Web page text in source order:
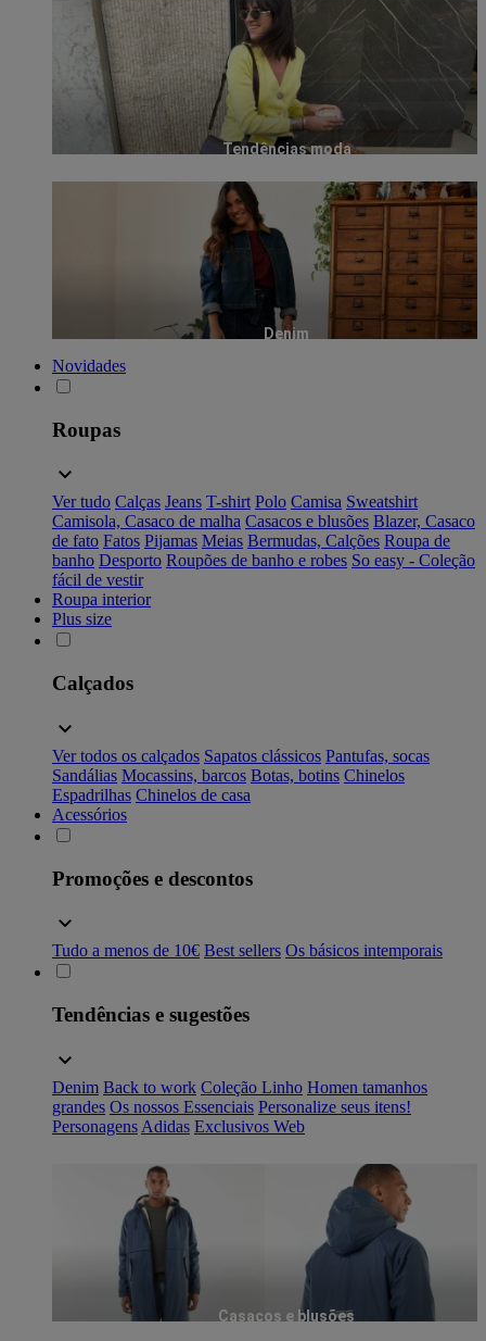
Tendências moda
Denim
Novidades
Roupas
Ver tudo Calças Jeans T-shirt Polo Camisa Sweatshirt
Camisola, Casaco de malha Casacos e blusões Blazer, Casaco
de fato Fatos Pijamas Meias Bermudas, Calções Roupa de
banho Desporto Roupões de banho e robes So easy - Coleção
fácil de vestir
Roupa interior
Plus size
Calçados
Ver todos os calçados Sapatos clássicos Pantufas, socas
Sandálias Mocassins, barcos Botas, botins Chinelos
Espadrilhas Chinelos de casa
Acessórios
Promoções e descontos
Tudo a menos de 10€ Best sellers Os básicos intemporais
Tendências e sugestões
Denim Back to work Coleção Linho Homen tamanhos
grandes Os nossos Essenciais Personalize seus itens!
Personagens Adidas Exclusivos Web
Casacos e blusões